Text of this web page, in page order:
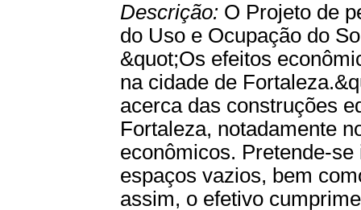
Descrição: O Projeto de
do Uso e Ocupação do
&quot;Os efeitos
na cidade de
acerca das construções
Fortaleza, notadamente
econômicos. Pretende-
espaços vazios, bem
assim, o efetivo